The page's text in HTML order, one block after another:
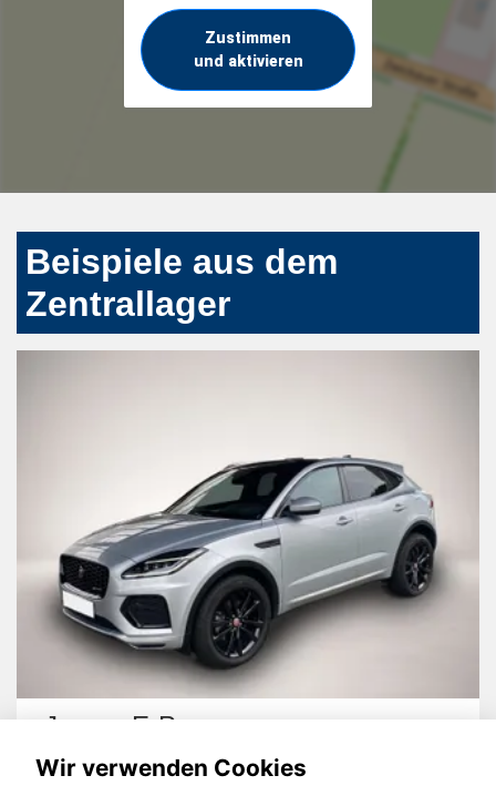
Zustimmen
und aktivieren
Beispiele aus dem
Zentrallager
Jaguar E-Pace
Wir verwenden Cookies